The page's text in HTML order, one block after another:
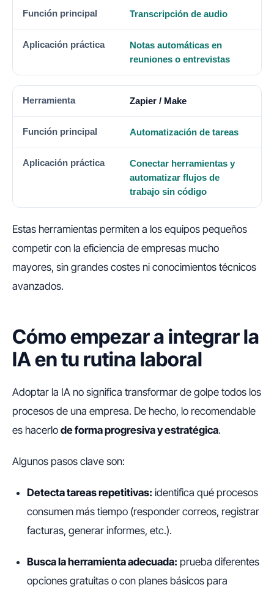
Transcripción de audio
Notas automáticas en
reuniones o entrevistas
Zapier / Make
Automatización de tareas
Conectar herramientas y
automatizar flujos de
trabajo sin código
Estas herramientas permiten a los equipos pequeños
competir con la eficiencia de empresas mucho
mayores, sin grandes costes ni conocimientos técnicos
avanzados.
Cómo empezar a integrar la
IA en tu rutina laboral
Adoptar la IA no significa transformar de golpe todos los
procesos de una empresa. De hecho, lo recomendable
es hacerlo de forma progresiva y estratégica.
Algunos pasos clave son:
Detecta tareas repetitivas: identifica qué procesos
consumen más tiempo (responder correos, registrar
facturas, generar informes, etc.).
Busca la herramienta adecuada: prueba diferentes
opciones gratuitas o con planes básicos para